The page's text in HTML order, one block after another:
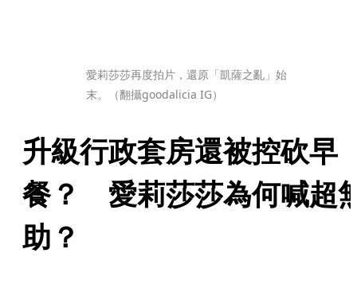
愛莉莎莎再度拍片，還原「凱薩之亂」始
末。（翻攝goodalicia IG）
升級行政套房還被控砍早
餐？　愛莉莎莎為何喊超
助？